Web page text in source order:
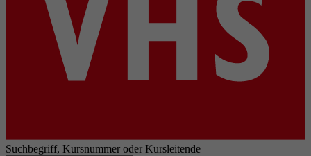
Suchbegriff, Kursnummer oder Kursleitende